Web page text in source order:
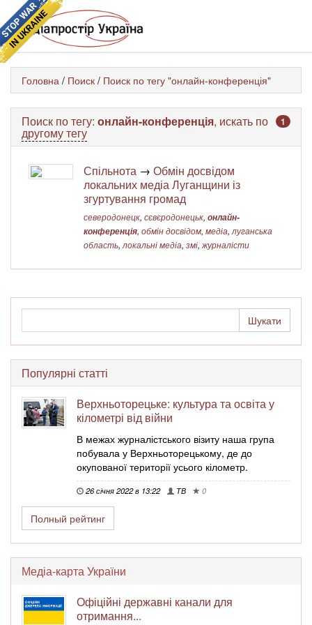
Головна / Поиск / Поиск по тегу "онлайн-конференція"
1
Поиск по тегу: онлайн-конференція, искать по
другому тегу
Спільнота → Обмін досвідом
локальних медіа Луганщини із
згуртування громад
северодонецк, сєвєродонецьк, онлайн-
конференція, обмін досвідом, медіа, луганська
область, локальні медіа, змі, журналісти
Популярні статті
Верхньоторецьке: культура та освіта у
кілометрі від війни
В межах журналістського візиту наша група
побувала у Верхньоторецькому, де до
окупованої території усього кілометр.
26 січня 2022 в 13:22 ТВ 0
Полный рейтинг
Медіа-карта України
Офіційні державні канали для
отримання...